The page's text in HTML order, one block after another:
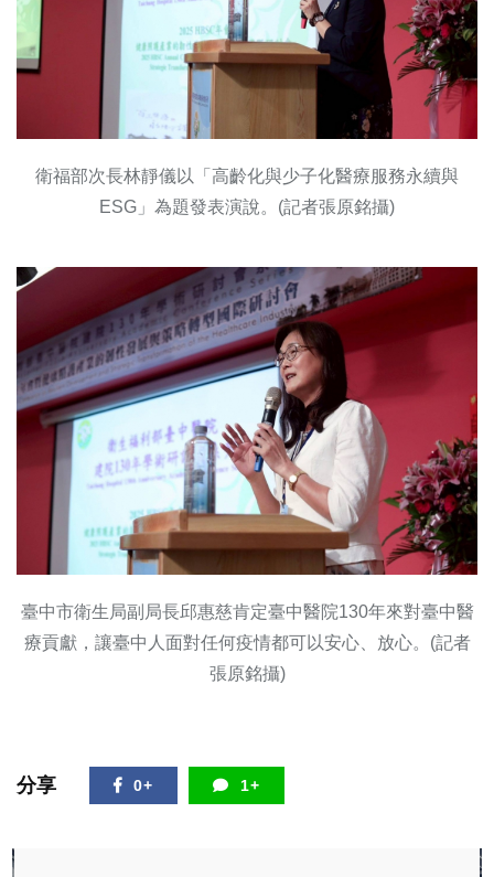
衛福部次長林靜儀以「高齡化與少子化醫療服務永續與
ESG」為題發表演說。(記者張原銘攝)
臺中市衛生局副局長邱惠慈肯定臺中醫院130年來對臺中醫
療貢獻，讓臺中人面對任何疫情都可以安心、放心。(記者
張原銘攝)
分享 0+ 1+